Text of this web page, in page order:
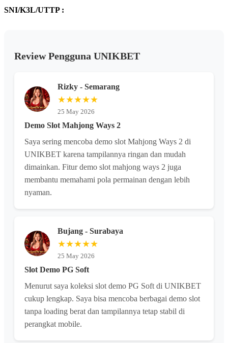
SNI/K3L/UTTP :
Review Pengguna UNIKBET
Rizky - Semarang
★★★★★
25 May 2026
Demo Slot Mahjong Ways 2
Saya sering mencoba demo slot Mahjong Ways 2 di
UNIKBET karena tampilannya ringan dan mudah
dimainkan. Fitur demo slot mahjong ways 2 juga
membantu memahami pola permainan dengan lebih
nyaman.
Bujang - Surabaya
★★★★★
25 May 2026
Slot Demo PG Soft
Menurut saya koleksi slot demo PG Soft di UNIKBET
cukup lengkap. Saya bisa mencoba berbagai demo slot
tanpa loading berat dan tampilannya tetap stabil di
perangkat mobile.